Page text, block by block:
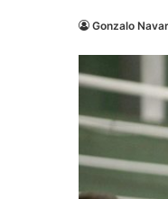
Gonzalo